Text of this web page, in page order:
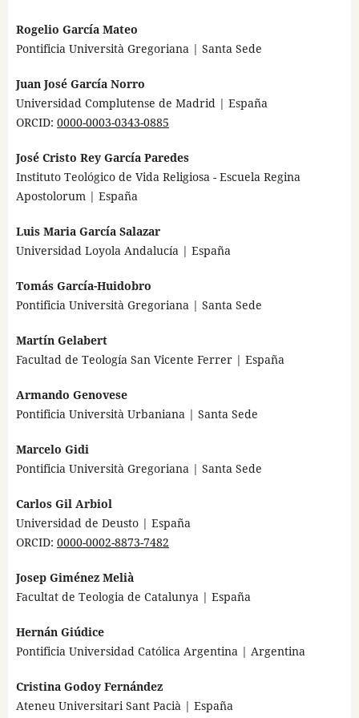
Rogelio García Mateo
Pontificia Università Gregoriana | Santa Sede
Juan José García Norro
Universidad Complutense de Madrid | España
ORCID: 0000-0003-0343-0885
José Cristo Rey García Paredes
Instituto Teológico de Vida Religiosa - Escuela Regina
Apostolorum | España
Luis Maria García Salazar
Universidad Loyola Andalucía | España
Tomás García-Huidobro
Pontificia Università Gregoriana | Santa Sede
Martín Gelabert
Facultad de Teología San Vicente Ferrer | España
Armando Genovese
Pontificia Università Urbaniana | Santa Sede
Marcelo Gidi
Pontificia Università Gregoriana | Santa Sede
Carlos Gil Arbiol
Universidad de Deusto | España
ORCID: 0000-0002-8873-7482
Josep Giménez Melià
Facultat de Teologia de Catalunya | España
Hernán Giúdice
Pontificia Universidad Católica Argentina | Argentina
Cristina Godoy Fernández
Ateneu Universitari Sant Pacià | España